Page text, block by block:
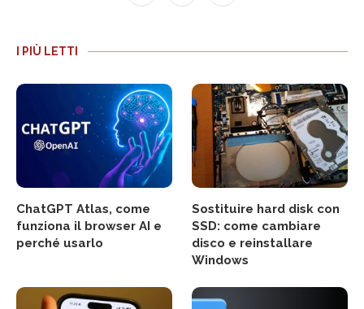
I PIÙ LETTI
ChatGPT Atlas, come
funziona il browser AI e
perché usarlo
Sostituire hard disk con
SSD: come cambiare
disco e reinstallare
Windows